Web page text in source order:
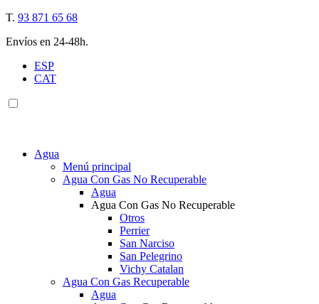
T. 93 871 65 68
Envíos en 24-48h.
ESP
CAT
Agua
Menú principal
Agua Con Gas No Recuperable
Agua
Agua Con Gas No Recuperable
Otros
Perrier
San Narciso
San Pelegrino
Vichy Catalan
Agua Con Gas Recuperable
Agua